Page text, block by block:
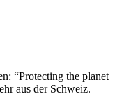
“Protecting the planet
aus der Schweiz.